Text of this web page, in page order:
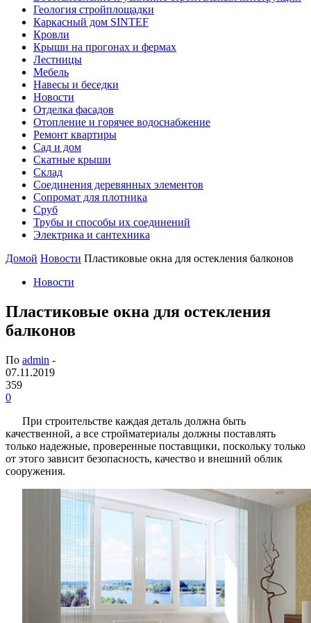
Геология стройплощадки
Каркасный дом SINTEF
Кровли
Крыши на прогонах и фермах
Лестницы
Мебель
Навесы и беседки
Новости
Отделка фасадов
Отопление и горячее водоснабжение
Ремонт квартиры
Сад и дом
Скатные крыши
Склад
Соединения деревянных элементов
Сопромат для плотника
Сруб
Трубы и способы их соединений
Электрика и сантехника
Домой Новости Пластиковые окна для остекления балконов
Новости
Пластиковые окна для остекления
балконов
По admin -
07.11.2019
359
0
При строительстве каждая деталь должна быть
качественной, а все стройматериалы должны поставлять
только надежные, проверенные поставщики, поскольку только
от этого зависит безопасность, качество и внешний облик
сооружения.